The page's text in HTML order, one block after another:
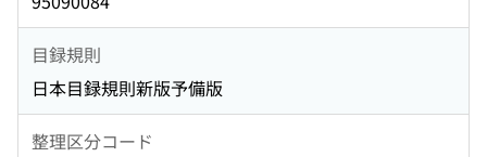
目録規則
日本目録規則新版予備版
整理区分コード